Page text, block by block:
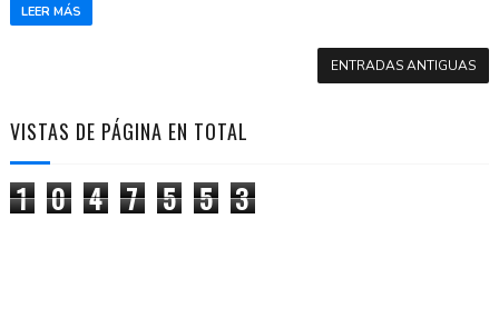
LEER MÁS
ENTRADAS ANTIGUAS
VISTAS DE PÁGINA EN TOTAL
1 0 4 7 5 5 3